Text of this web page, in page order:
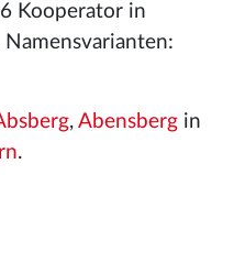
Kooperator in
Namensvarianten:
, Abensberg in
.